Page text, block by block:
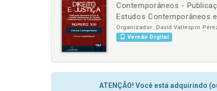
Contemporâneos -
Estudos Contemporâneos
Organizador: David Vallespín
Versão Digital
ATENÇÃO! Você está adquirindo